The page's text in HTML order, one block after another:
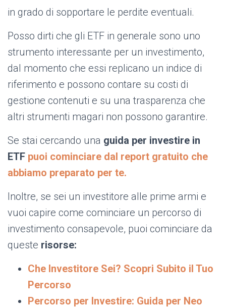
in grado di sopportare le perdite eventuali.
Posso dirti che gli ETF in generale sono uno
strumento interessante per un investimento,
dal momento che essi replicano un indice di
riferimento e possono contare su costi di
gestione contenuti e su una trasparenza che
altri strumenti magari non possono garantire.
Se stai cercando una guida per investire in
ETF puoi cominciare dal report gratuito che
abbiamo preparato per te.
Inoltre, se sei un investitore alle prime armi e
vuoi capire come cominciare un percorso di
investimento consapevole, puoi cominciare da
queste risorse:
Che Investitore Sei? Scopri Subito il Tuo
Percorso
Percorso per Investire: Guida per Neo